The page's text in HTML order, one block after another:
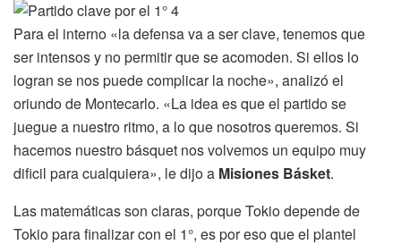
Para el interno «la defensa va a ser clave, tenemos que
ser intensos y no permitir que se acomoden. Si ellos lo
logran se nos puede complicar la noche», analizó el
oriundo de Montecarlo. «La idea es que el partido se
juegue a nuestro ritmo, a lo que nosotros queremos. Si
hacemos nuestro básquet nos volvemos un equipo muy
dificil para cualquiera», le dijo a Misiones Básket.
Las matemáticas son claras, porque Tokio depende de
Tokio para finalizar con el 1°, es por eso que el plantel